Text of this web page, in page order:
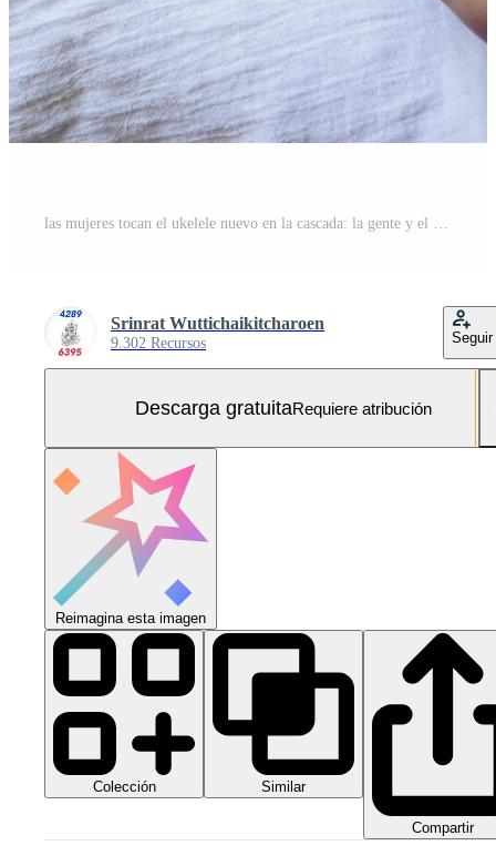
las mujeres tocan el ukelele nuevo en la cascada: la gente y el estilo de vida del instrumento musical en el concepto de naturaleza Foto Gratis
Srinrat Wuttichaikitcharoen
9.302 Recursos Seguir
Descarga gratuitaRequiere atribución
Reimagina esta imagen
Colección Similar
Compartir